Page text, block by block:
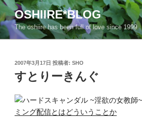
コ
ン
テ
ン
OSHIIRE*BLOG
The oshiire has been full of love since 1999
投
日:
2007年3月17日 投稿者: SHO
すとりーきんぐ
ミング配信とはどういうことか